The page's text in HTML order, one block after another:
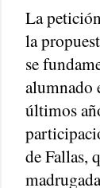
La
la
se
alumnado
últimos
de Fallas,